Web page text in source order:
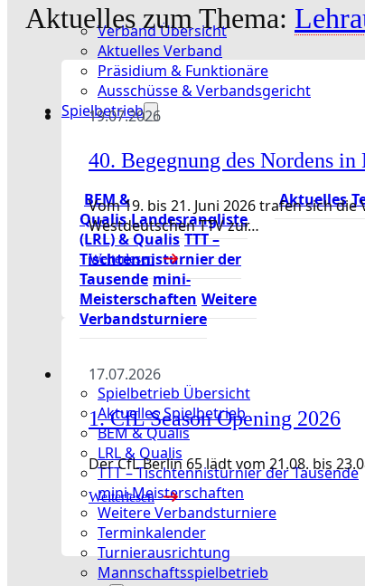
Verband Übersicht
Aktuelles Verband
Präsidium & Funktionäre
Ausschüsse & Verbandsgericht
Spielbetrieb
BEM &
Qualis Landesrangliste
(LRL) & Qualis TTT –
Tischtennisturnier der
Tausende mini-
Meisterschaften Weitere
Verbandsturniere
Aktuelles
Spielbetrieb Übersicht
Aktuelles Spielbetrieb
BEM & Qualis
LRL & Qualis
TTT – Tischtennisturnier der Tausende
mini-Meisterschaften
Weitere Verbandsturniere
Terminkalender
Turnierausrichtung
Mannschaftsspielbetrieb
Aktuelles zum Thema:
19.07.2026
40. Begegnung des Nordens in
Vom 19. bis 21. Juni 2026 trafen sich
Westdeutschen TTV zur…
Weiterlesen
17.07.2026
1. CfL Season Opening 2026
Der CfL Berlin 65 lädt vom 21.08. bis
Weiterlesen